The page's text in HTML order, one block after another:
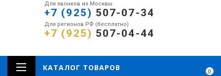
Для звонков из Москвы
+7 (925) 507-07-34
Для регионов РФ (бесплатно)
+7 (925) 507-04-44
0
КАТАЛОГ ТОВАРОВ